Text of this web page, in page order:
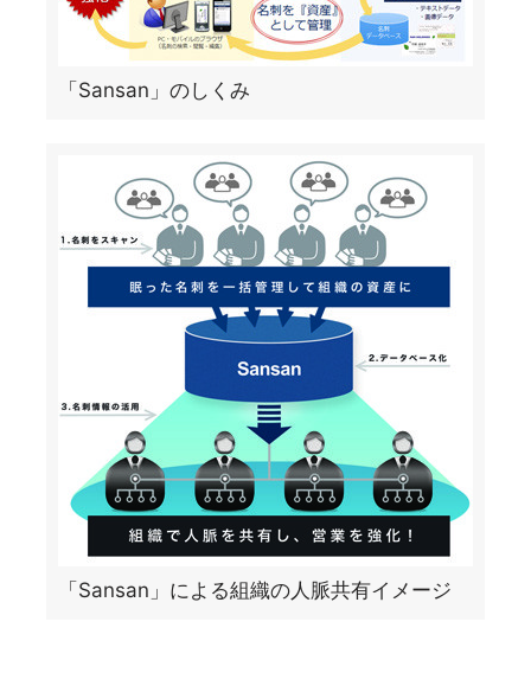
「Sansan」のしくみ
「Sansan」による組織の人脈共有イメージ